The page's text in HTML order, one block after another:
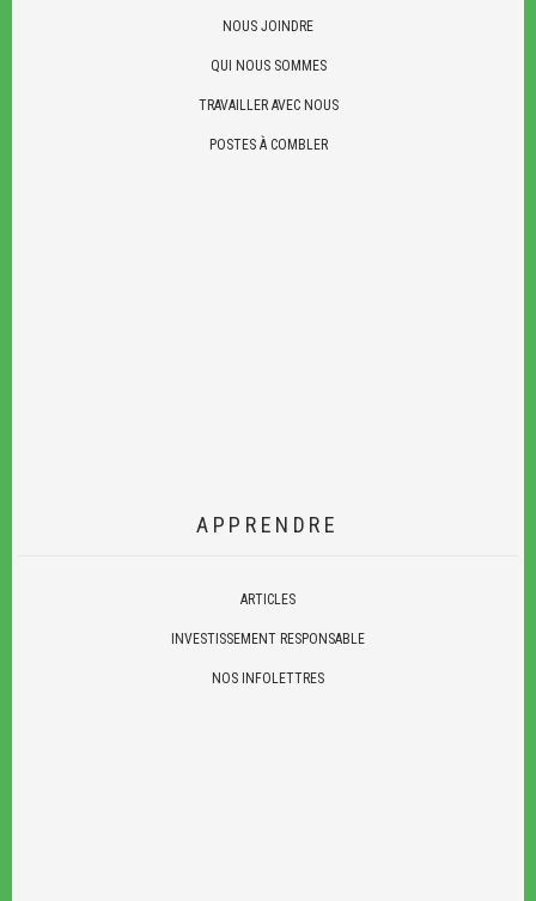
NOUS JOINDRE
QUI NOUS SOMMES
TRAVAILLER AVEC NOUS
POSTES À COMBLER
APPRENDRE
ARTICLES
INVESTISSEMENT RESPONSABLE
NOS INFOLETTRES